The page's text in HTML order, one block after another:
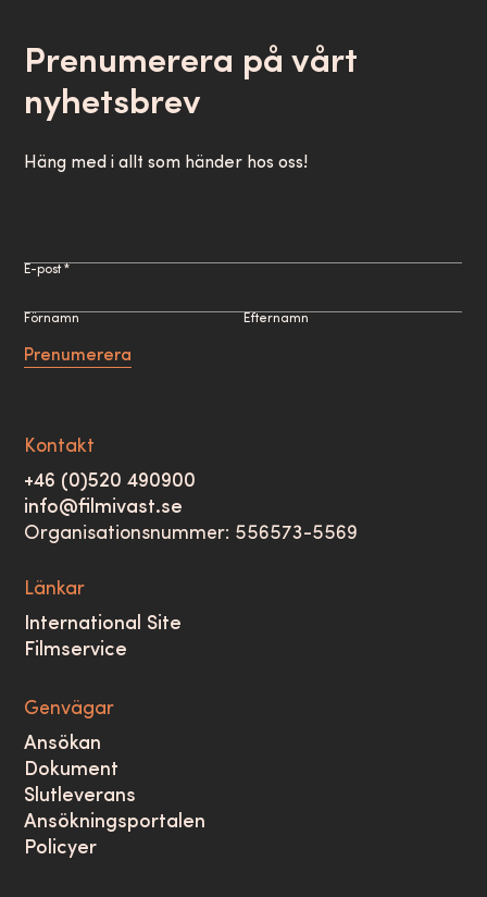
Prenumerera på vårt
nyhetsbrev
Häng med i allt som händer hos oss!
E-post *
Förnamn Efternamn
Prenumerera
Kontakt
+46 (0)520 490900
info@filmivast.se
Organisationsnummer: 556573-5569
Länkar
International Site
Filmservice
Genvägar
Ansökan
Dokument
Slutleverans
Ansökningsportalen
Policyer